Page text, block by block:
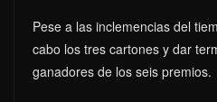
Pese a las inclemencias del
cabo los tres cartones y dar
ganadores de los seis premios.